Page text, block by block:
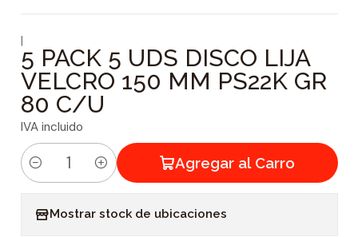
|
5 PACK 5 UDS DISCO LIJA
VELCRO 150 MM PS22K GR
80 C/U
IVA incluido
C
Agregar al Carro
Mostrar stock de ubicaciones